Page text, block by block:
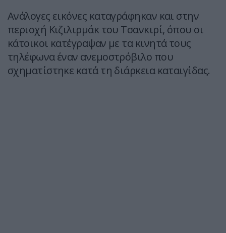
Ανάλογες εικόνες καταγράφηκαν και στην
περιοχή Κιζιλιρμάκ του Τσανκιρί, όπου οι
κάτοικοι κατέγραψαν με τα κινητά τους
τηλέφωνα έναν ανεμοστρόβιλο που
σχηματίστηκε κατά τη διάρκεια καταιγίδας.